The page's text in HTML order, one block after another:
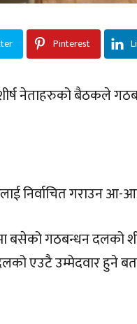
Pinterest
नेताहरुको बैठकले
निर्वाचित गराउन आ-
बसेको गठबन्धन दलको
एउटै उम्मेदवार हुने